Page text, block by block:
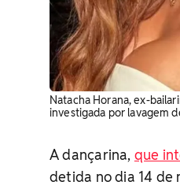
Natacha Horana, ex-
investigada por lavagem
A dançarina, que
detida no dia 14 de